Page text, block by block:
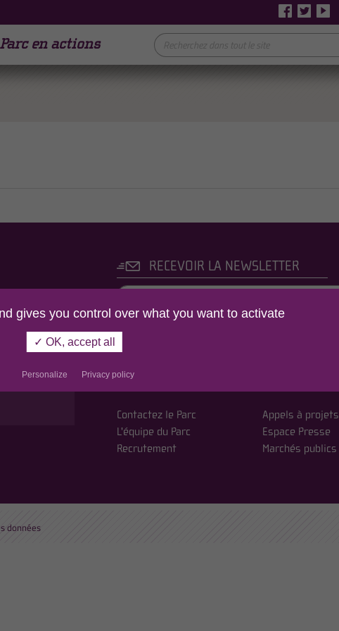
en actions
RECEVOIR LA NEWSLETTER
politique de confidentialité
Contactez le Parc
L'équipe du Parc
Recrutement
Appels à projets
Espace Presse
Marchés publics
données
gives you control over what you want to activate
✓ OK, accept all
Personalize Privacy policy